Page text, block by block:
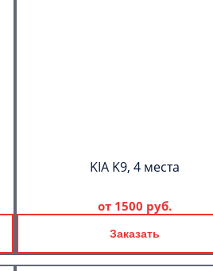
KIA K9, 4 места
от 1500 руб.
Заказать